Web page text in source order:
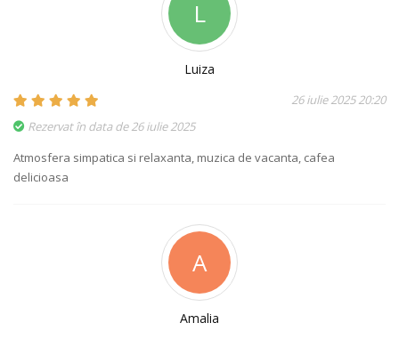
L
Luiza
26 iulie 2025 20:20
Rezervat în data de 26 iulie 2025
Atmosfera simpatica si relaxanta, muzica de vacanta, cafea
delicioasa
A
Amalia